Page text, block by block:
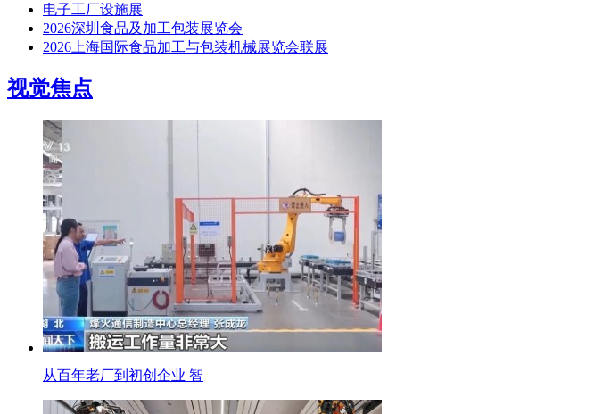
电子工厂设施展
2026深圳食品及加工包装展览会
2026上海国际食品加工与包装机械展览会联展
视觉焦点
从百年老厂到初创企业 智